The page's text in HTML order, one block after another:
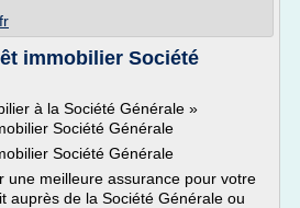
immobilier Société
à la Société Générale »
Société Générale
Société Générale
une meilleure assurance pour votre
auprès de la Société Générale ou